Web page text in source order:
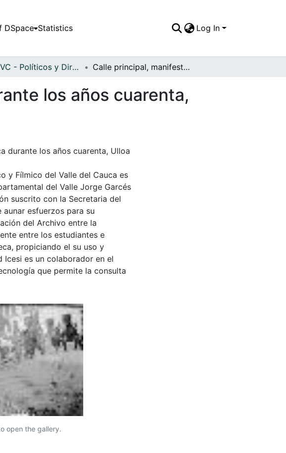
DSpace Statistics Log In
APFFVC - Políticos y Dirigentes - Patrimonial Calle principal, manifestación política durante los años cuarenta, Ulloa norte del Valle
los años cuarenta,
durante los años cuarenta, Ulloa
y Fílmico del Valle del Cauca es
del Valle Jorge Garcés
suscrito con la Secretaria del
esfuerzos para su
del Archivo entre la
entre los estudiantes e
propiciando el su uso y
Icesi es un colaborador en el
que permite la consulta
open the gallery.